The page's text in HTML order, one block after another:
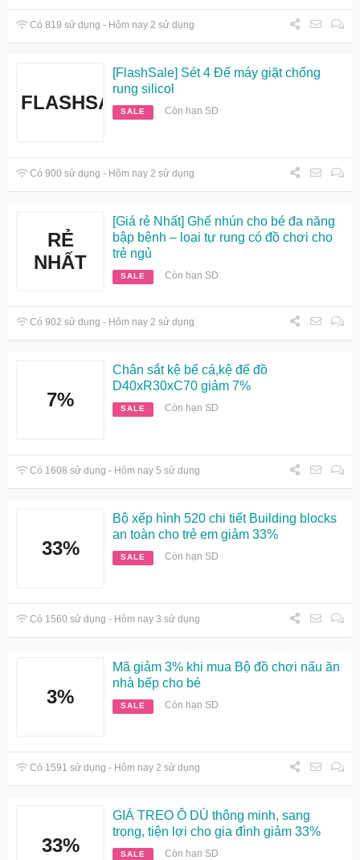
Có 819 sử dụng - Hôm nay 2 sử dụng
FLASHSALE
[FlashSale] Sét 4 Đế máy giặt chống
rung silicol
SALE Còn hạn SD
Có 900 sử dụng - Hôm nay 2 sử dụng
RẺ
NHẤT
[Giá rẻ Nhất] Ghế nhún cho bé đa năng
bập bênh – loại tự rung có đồ chơi cho
trẻ ngủ
SALE Còn hạn SD
Có 902 sử dụng - Hôm nay 2 sử dụng
7%
Chân sắt kệ bể cá,kệ để đồ
D40xR30xC70 giảm 7%
SALE Còn hạn SD
Có 1608 sử dụng - Hôm nay 5 sử dụng
33%
Bộ xếp hình 520 chi tiết Building blocks
an toàn cho trẻ em giảm 33%
SALE Còn hạn SD
Có 1560 sử dụng - Hôm nay 3 sử dụng
3%
Mã giảm 3% khi mua Bộ đồ chơi nấu ăn
nhà bếp cho bé
SALE Còn hạn SD
Có 1591 sử dụng - Hôm nay 2 sử dụng
33%
GIÁ TREO Ô DÙ thông minh, sang
trọng, tiện lợi cho gia đình giảm 33%
SALE Còn hạn SD